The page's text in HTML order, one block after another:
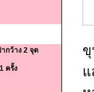
กว้าง 2 จุด
1 ครั้ง
ขุ